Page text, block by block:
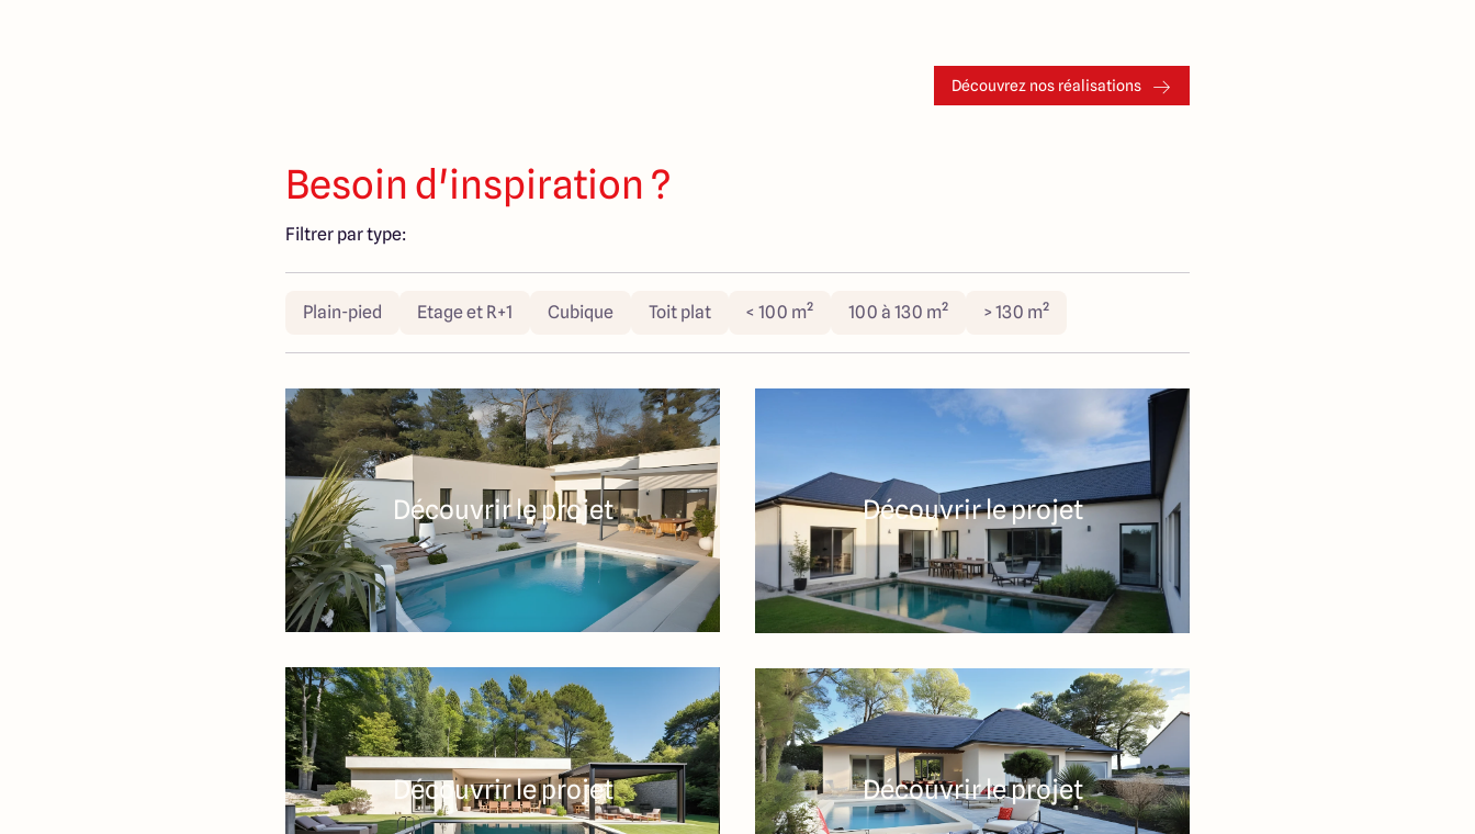
Découvrez nos réalisations
Besoin d'inspiration ?
Filtrer par type:
Plain-pied Etage et R+1 Cubique Toit plat < 100 m² 100 à 130 m² > 130 m²
Découvrir le projet
Découvrir le projet
Découvrir le projet
Découvrir le projet